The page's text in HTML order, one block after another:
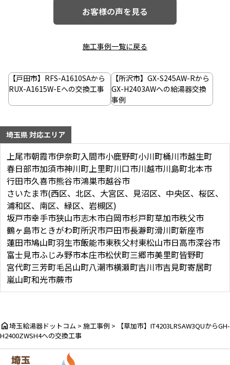
お客様の声を見る
施工事例一覧に戻る
稿
ナ
ビ
ゲ
ー
シ
ョ
ン
【戸田市】RFS-A1610SAから
RUX-A1615W-Eへの交換工事
【所沢市】GX-S245AW-Rから
GX-H2403AWへの給湯器交換
事例
埼玉県 対応エリア
上尾市朝霞市伊奈町入間市小鹿野町小川町桶川市越生町
春日部市加須市神川町上里町川口市川越市川島町北本市
行田市久喜市熊谷市鴻巣市越谷市
さいたま市(西区、北区、大宮区、見沼区、中央区、桜区、
浦和区、南区、緑区、岩槻区)
坂戸市幸手市狭山市志木市白岡市杉戸町草加市秩父市
鶴ヶ島市ときがわ町所沢市戸田市長瀞町滑川町新座市
蓮田市鳩山町羽生市飯能市東秩父村東松山市日高市深谷市
富士見市ふじみ野市本庄市松伏町三郷市美里町皆野町
宮代町三芳町毛呂山町八潮市横瀬町吉川市吉見町寄居町
嵐山町和光市蕨市
home埼玉給湯器ドットコム > 施工事例 >
【草加市】IT4203LRSAW3QUからGH-
H2400ZWSH4への交換工事